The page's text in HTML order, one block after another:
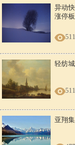
异动
涨停板
511
轻纺
511
亚翔